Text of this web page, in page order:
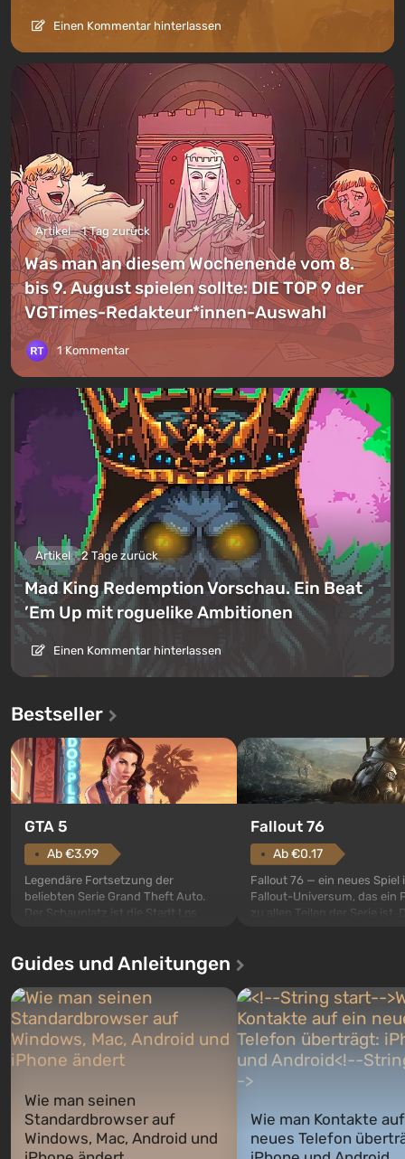
Einen Kommentar hinterlassen
Artikel 1 Tag zurück
Was man an diesem Wochenende vom 8.
bis 9. August spielen sollte: DIE TOP 9 der
VGTimes-Redakteur*innen-Auswahl
1 Kommentar
Artikel 2 Tage zurück
Mad King Redemption Vorschau. Ein Beat
’Em Up mit roguelike Ambitionen
Einen Kommentar hinterlassen
Bestseller
GTA 5
Ab €3.99
Legendäre Fortsetzung der
beliebten Serie Grand Theft Auto.
Der Schauplatz ist die Stadt Los
ersten Mal erzählt das Spiel die
Geschichte von drei Charakteren:
Michael, Trevor und Franklin,
zwischen denen Sie jederzeit
wechse...
Fallout 76
Ab €0.17
Fallout 76 — ein neues Spiel
Fallout-Universum, das ein
zu allen Teilen der Serie ist.
nach dem Abwurf von
auf Amerika geöffnet wird.
Guides und Anleitungen
Wie man seinen
Standardbrowser auf
Windows, Mac, Android und
Wie man Kontakte
neues Telefon